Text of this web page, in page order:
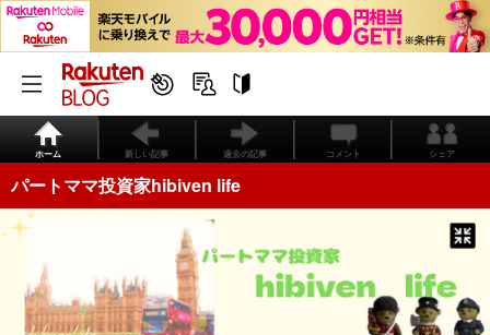
ホーム 新しい記事 過去の記事 コメント シェア
パートママ投資家hibiven life